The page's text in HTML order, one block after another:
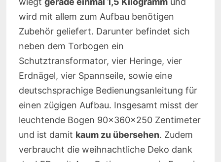
wird mit allem zum Aufbau benötigen
Zubehör geliefert. Darunter befindet sich
neben dem Torbogen ein
Schutztransformator, vier Heringe, vier
Erdnägel, vier Spannseile, sowie eine
deutschsprachige Bedienungsanleitung für
einen zügigen Aufbau. Insgesamt misst der
leuchtende Bogen 90x360x250 Zentimeter
und ist damit kaum zu übersehen. Zudem
verbraucht die weihnachtliche Deko dank